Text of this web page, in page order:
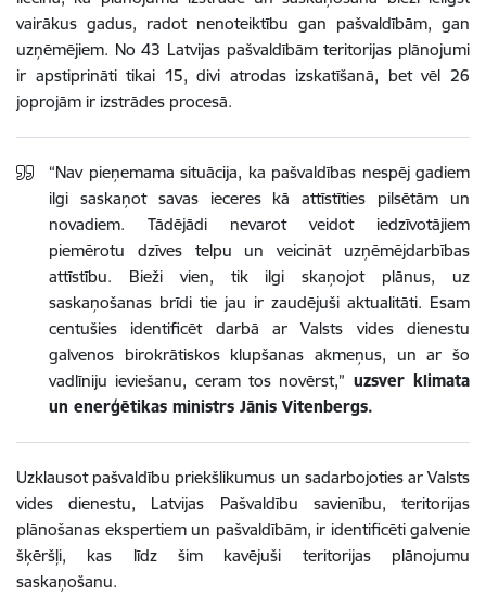
vairākus gadus, radot nenoteiktību gan pašvaldībām, gan
uzņēmējiem. No 43 Latvijas pašvaldībām teritorijas plānojumi
ir apstiprināti tikai 15, divi atrodas izskatīšanā, bet vēl 26
joprojām ir izstrādes procesā.
“Nav pieņemama situācija, ka pašvaldības nespēj gadiem
ilgi saskaņot savas ieceres kā attīstīties pilsētām un
novadiem. Tādējādi nevarot veidot iedzīvotājiem
piemērotu dzīves telpu un veicināt uzņēmējdarbības
attīstību. Bieži vien, tik ilgi skaņojot plānus, uz
saskaņošanas brīdi tie jau ir zaudējuši aktualitāti. Esam
centušies identificēt darbā ar Valsts vides dienestu
galvenos birokrātiskos klupšanas akmeņus, un ar šo
vadlīniju ieviešanu, ceram tos novērst,” uzsver klimata
un enerģētikas ministrs Jānis Vitenbergs.
Uzklausot pašvaldību priekšlikumus un sadarbojoties ar Valsts
vides dienestu, Latvijas Pašvaldību savienību, teritorijas
plānošanas ekspertiem un pašvaldībām, ir identificēti galvenie
šķēršļi, kas līdz šim kavējuši teritorijas plānojumu
saskaņošanu.